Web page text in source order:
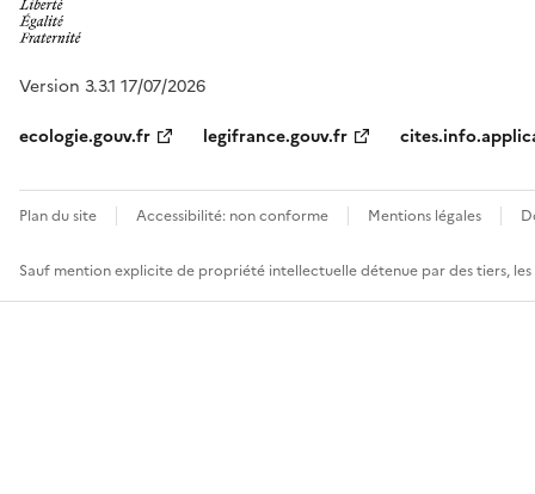
Version 3.3.1 17/07/2026
ecologie.gouv.fr
legifrance.gouv.fr
Plan du site Accessibilité: non conforme Mentions légales
Sauf mention explicite de propriété intellectuelle détenue par des tiers,